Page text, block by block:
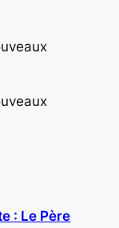
: Le Père